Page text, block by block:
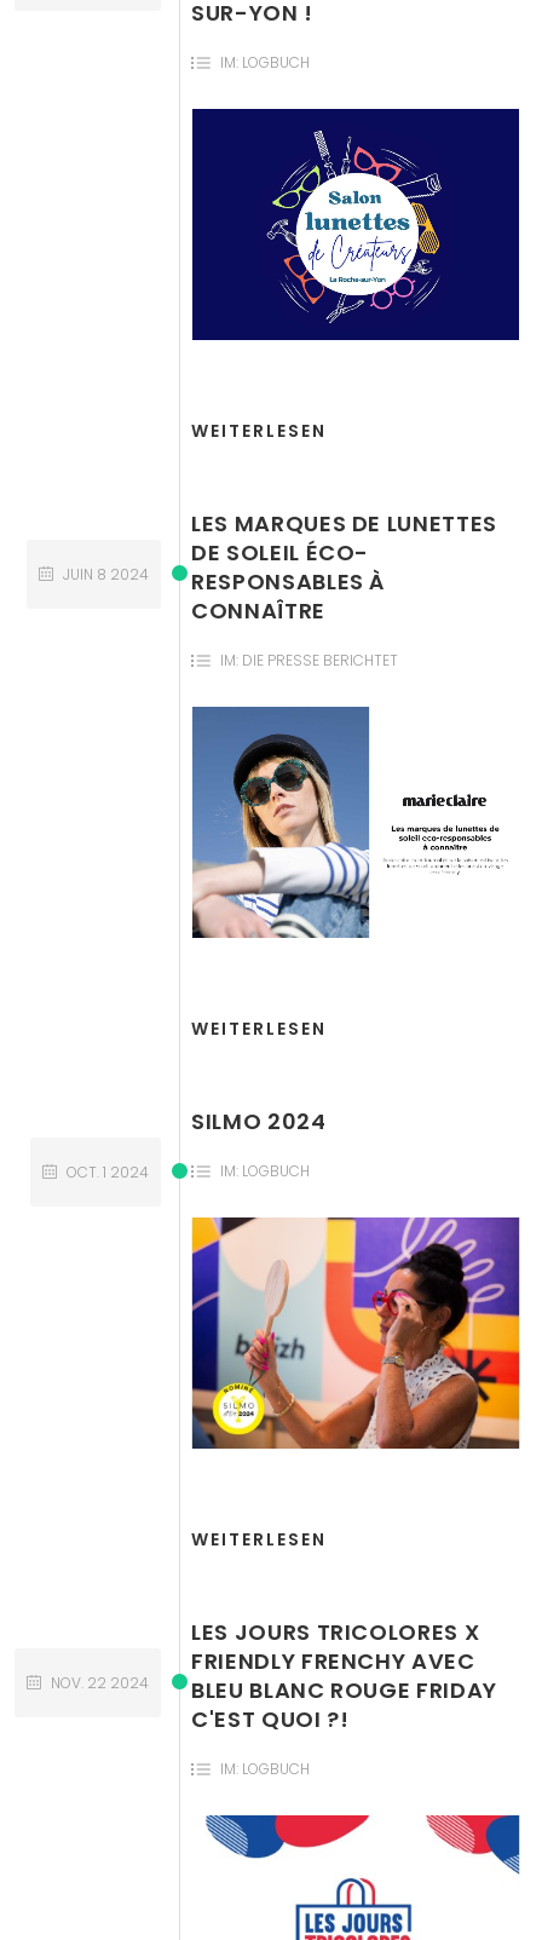
SUR-YON !
IM: LOGBUCH
WEITERLESEN
LES MARQUES DE LUNETTES
DE SOLEIL ÉCO-
RESPONSABLES À
CONNAÎTRE
IM: DIE PRESSE BERICHTET
JUIN 8 2024
WEITERLESEN
SILMO 2024
IM: LOGBUCH
OCT.1 2024
WEITERLESEN
LES JOURS TRICOLORES X
FRIENDLY FRENCHY AVEC
BLEU BLANC ROUGE FRIDAY
C'EST QUOI ?!
IM: LOGBUCH
NOV. 22 2024